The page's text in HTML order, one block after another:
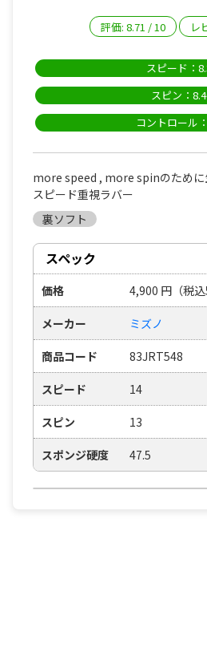
評価: 8.71 / 10 レ
スピード：
スピン：
コントロール
more speed , more spinのために
スピード重視ラバー
裏ソフト
スペック
価格 4,900 円 （税
メーカー ミズノ
商品コード 83JRT548
スピード 14
スピン 13
スポンジ硬度 47.5